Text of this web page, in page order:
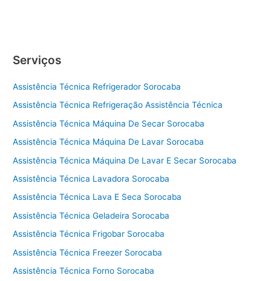
t
n
c
a
t
n
i
a
s
a
Serviços
Assistência Técnica Refrigerador Sorocaba
Assistência Técnica Refrigeração Assistência Técnica
Assistência Técnica Máquina De Secar Sorocaba
Assistência Técnica Máquina De Lavar Sorocaba
Assistência Técnica Máquina De Lavar E Secar Sorocaba
Assistência Técnica Lavadora Sorocaba
Assistência Técnica Lava E Seca Sorocaba
Assistência Técnica Geladeira Sorocaba
Assistência Técnica Frigobar Sorocaba
Assistência Técnica Freezer Sorocaba
Assistência Técnica Forno Sorocaba